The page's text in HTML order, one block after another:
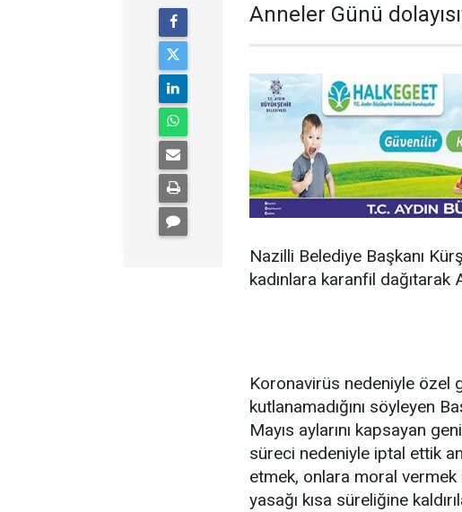
Anneler Günü
Nazilli Belediye Başkanı
kadınlara karanfil dağıtarak
Koronavirüs nedeniyle özel
kutlanamadığını söyleyen
Mayıs aylarını kapsayan
süreci nedeniyle iptal ettik
etmek, onlara moral vermek
yasağı kısa süreliğine